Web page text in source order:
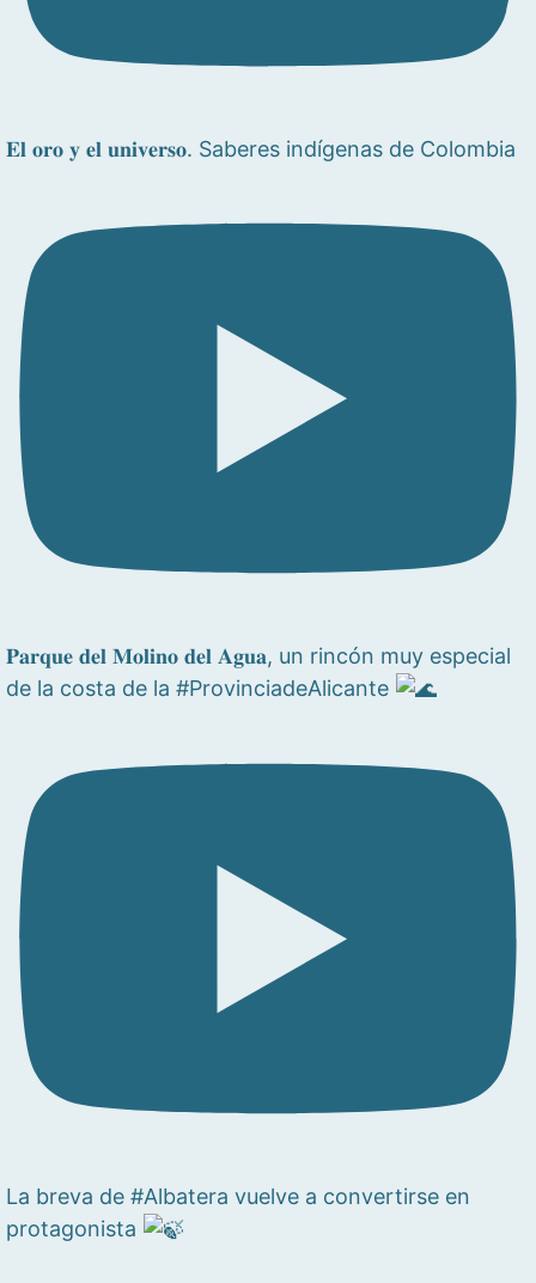
𝐄𝐥 𝐨𝐫𝐨 𝐲 𝐞𝐥 𝐮𝐧𝐢𝐯𝐞𝐫𝐬𝐨. Saberes indígenas de Colombia
𝐏𝐚𝐫𝐪𝐮𝐞 𝐝𝐞𝐥 𝐌𝐨𝐥𝐢𝐧𝐨 𝐝𝐞𝐥 𝐀𝐠𝐮𝐚, un rincón muy especial
de la costa de la #ProvinciadeAlicante
La breva de #Albatera vuelve a convertirse en
protagonista